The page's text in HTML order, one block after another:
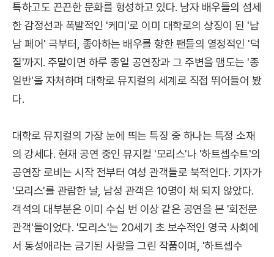
특하고도 끈끈한 문화를 형성하고 있다. 남자 배우들의 섬세
한 감정선과 폭발적인 '케미'로 이미 대학로의 상징이 된 '남
남 페어' 극부터, 좋아하는 배우를 향한 팬들의 열정적인 '덕
질'까지. 주말이면 하루 종일 공연장과 그 주변을 맴도는 '종
일반'을 자처하며 대학로 뮤지컬의 세계로 직접 뛰어들어 봤
다.
대학로 뮤지컬의 가장 눈에 띄는 특징 중 하나는 특정 소재
의 강세다. 현재 공연 중인 뮤지컬 '모리스'나 '하트셉수트'의
공연장 로비는 시작 전부터 여성 관객들로 북적인다. 기자가
'모리스'를 관람한 날, 남성 관객은 10명이 채 되지 않았다.
객석의 대부분은 이미 수십 번 이상 같은 공연을 본 '회전문
관객'들이었다. '모리스'는 20세기 초 보수적인 영국 사회에
서 동성애라는 금기된 사랑을 그린 작품이며, '하트셉수